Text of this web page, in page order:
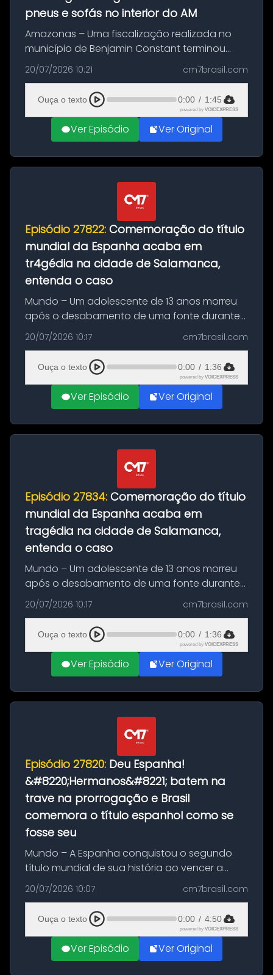
pneus e sofás no interior do AM
Amazonas – Uma fiscalização realizada no
município de Benjamin Constant terminou
com a apreensão de aproximadamente 115
quilos de entorpecentes em uma
embarcação atracada no porto da cidade. O
materia...
20/07/2026 10:21 cm7brasil.com
Ouça o texto 0:00 / 1:45
powered by VOICEXPRESS
Ver Episódio Ver Original
Episódio 27822: Comemoração do título
mundial da Espanha acaba em
tr4gédia na cidade de Salamanca,
entenda o caso
Mundo – Um adolescente de 13 anos morreu
após o desabamento de uma fonte durante
as comemorações pelo título da Copa do
Mundo conquistado pela Espanha, em
Ciudad Rodrigo, na província de Salamanca,
no...
20/07/2026 10:17 cm7brasil.com
Ouça o texto 0:00 / 1:36
powered by VOICEXPRESS
Ver Episódio Ver Original
Episódio 27834: Comemoração do título
mundial da Espanha acaba em
tragédia na cidade de Salamanca,
entenda o caso
Mundo – Um adolescente de 13 anos morreu
após o desabamento de uma fonte durante
as comemorações pelo título da Copa do
Mundo conquistado pela Espanha, em
Ciudad Rodrigo, na província de Salamanca,
no...
20/07/2026 10:17 cm7brasil.com
Ouça o texto 0:00 / 1:36
powered by VOICEXPRESS
Ver Episódio Ver Original
Episódio 27820: Deu Espanha!
&#8220;Hermanos&#8221; batem na
trave na prorrogação e Brasil
comemora o título espanhol como se
fosse seu
Mundo – A Espanha conquistou o segundo
título mundial de sua história ao vencer a
Argentina por 1 a 0, neste domingo (19), na
decisão da Copa do Mundo de 2026. Depois
de um duelo sem gols durante o te...
20/07/2026 10:07 cm7brasil.com
Ouça o texto 0:00 / 4:50
powered by VOICEXPRESS
Ver Episódio Ver Original